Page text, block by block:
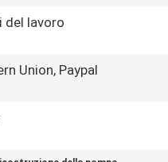
del lavoro
Union, Paypal